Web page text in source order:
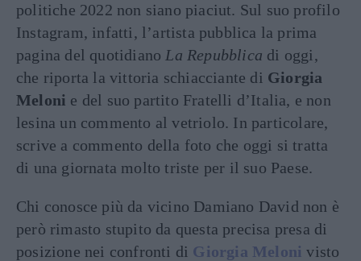
politiche 2022 non siano piaciut. Sul suo profilo
Instagram, infatti, l’artista pubblica la prima
pagina del quotidiano La Repubblica di oggi,
che riporta la vittoria schiacciante di Giorgia
Meloni e del suo partito Fratelli d’Italia, e non
lesina un commento al vetriolo. In particolare,
scrive a commento della foto che oggi si tratta
di una giornata molto triste per il suo Paese.
Chi conosce più da vicino Damiano David non è
però rimasto stupito da questa precisa presa di
posizione nei confronti di Giorgia Meloni visto